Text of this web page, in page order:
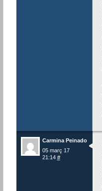
Carmina Peinado
05 març 17
21:14 #